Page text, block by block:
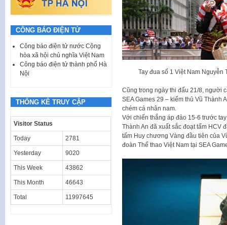
Tay đua số 1 Việt Nam
Cũng trong ngày thi đấu 21/8, người
SEA Games 29 – kiếm thủ Vũ Thành
chém cá nhân nam.
Với chiến thắng áp đảo 15-6 trước
Thành An đã xuất sắc đoạt tấm HCV
tấm Huy chương Vàng đầu tiên của
đoàn Thể thao Việt Nam tại SEA
CÔNG BÁO ĐIỆN TỬ
Công báo điện tử nước Cộng
hòa xã hội chủ nghĩa Việt Nam
Công báo điện tử thành phố Hà
Nội
THỐNG KÊ TRUY CẬP
Visitor Status
Today 2781
Yesterday 9020
This Week 43862
This Month 46643
Total 11997645